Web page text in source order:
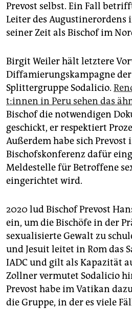
Prevost selbst. Ein Fall
Leiter des Augustinerordens
seiner Zeit als Bischof im
Birgit Weiler hält letztere
Diffamierungskampagne
Splittergruppe Sodalicio.
t:in­nen in Peru sehen das
Bischof die notwendigen
geschickt, er respektiert
Außerdem habe sich
Bischofskonferenz dafür
Meldestelle für Betroffene
eingerichtet wird.
2020 lud Bischof Prevost
ein, um die Bischöfe in der
sexualisierte Gewalt zu
und Jesuit leitet in Rom das
IADC und gilt als Kapazität
Zollner vermutet Sodalicio
Prevost habe im Vatikan
die Gruppe, in der es viele